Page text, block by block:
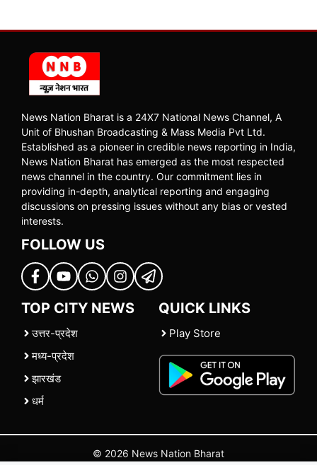
News Nation Bharat is a 24X7 National News Channel, A
Unit of Bhushan Broadcasting & Mass Media Pvt Ltd.
Established as a pioneer in credible news reporting in India,
News Nation Bharat has emerged as the most respected
news channel in the country. Our commitment lies in
providing in-depth, analytical reporting and engaging
discussions on pressing issues without any bias or vested
interests.
FOLLOW US
TOP CITY NEWS
उत्तर-प्रदेश
मध्य-प्रदेश
झारखंड
धर्म
QUICK LINKS
Play Store
© 2026 News Nation Bharat